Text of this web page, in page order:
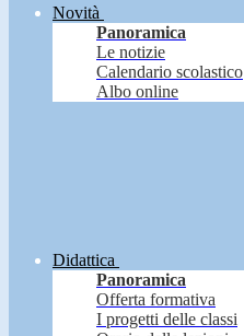
Novità
Panoramica
Le notizie
Calendario scolastico
Albo online
Didattica
Panoramica
Offerta formativa
I progetti delle classi